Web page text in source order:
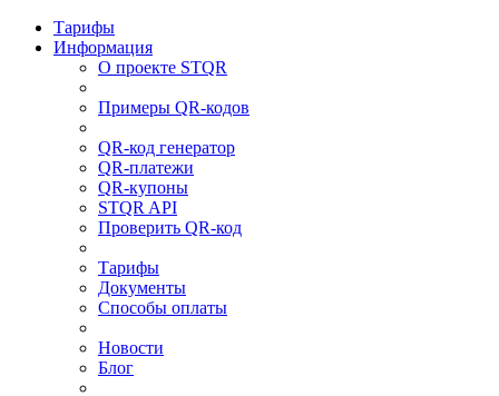
Тарифы
Информация
О проекте STQR
Примеры QR-кодов
QR-код генератор
QR-платежи
QR-купоны
STQR API
Проверить QR-код
Тарифы
Документы
Способы оплаты
Новости
Блог